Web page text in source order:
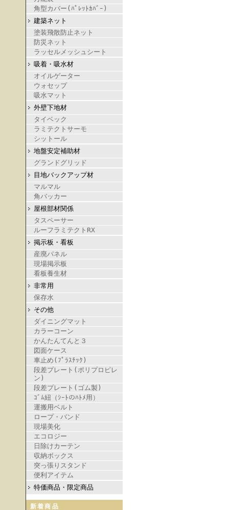
角型カバー(ﾊﾟﾚｯﾄｶﾊﾞｰ)
建築ネット
塗装飛散防止ネット
防災ネット
ラッセルメッシュシート
吸着・吸水材
オイルゲーター
ウォセップ
吸水マット
外壁下地材
タイベック
ラミテクトサーモ
シットール
地盤安定補助材
グランドグリッド
目地バックアップ材
マルマル
角バッカー
屋根部材関係
タスペーサー
ルーフラミテクトRX
掲示板・看板
産廃パネル
現場掲示板
看板養生材
非常用
保存水
その他
ダイニングマット
カラーコーン
かんたんてんと３
図面ケース
車止め(ﾌﾟﾗｽﾁｯｸ)
段差プレート(ポリプロピレ
ン)
段差プレート(ゴム製)
ｺﾞﾑ紐（ｼｰﾄのﾊﾄﾒ用）
運搬用ベルト
ロープ・バンド
現場美化
エコロジー
日除けカーテン
収納ボックス
突っ張りスタンド
便利アイテム
特価商品・限定商品
新着商品